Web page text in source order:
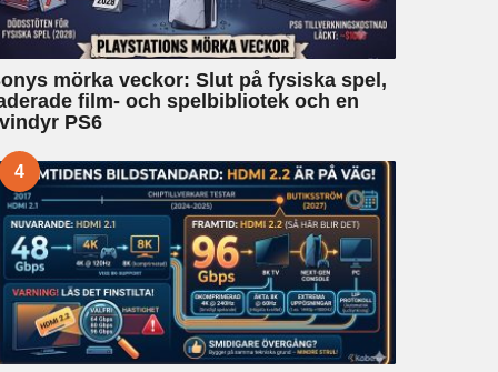
mörka veckor: Slut på fysiska spel,
film- och spelbibliotek och en
PS6
4